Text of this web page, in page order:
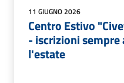
11 GIUGNO 2026
Centro Estivo
- iscrizioni
l'estate